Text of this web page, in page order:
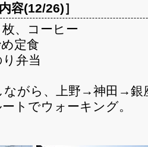
容(12/26)］
、コーヒー
定食
弁当
ながら、上野→神田→
トでウォーキング。